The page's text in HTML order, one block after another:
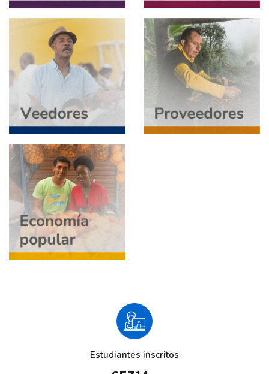
Estudiantes inscritos